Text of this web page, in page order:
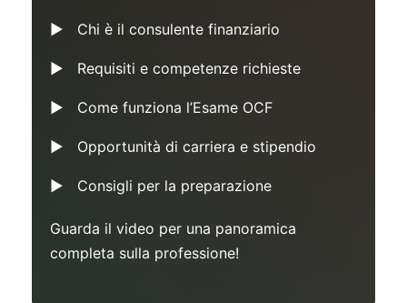
Chi è il consulente finanziario
Requisiti e competenze richieste
Come funziona l’Esame OCF
Opportunità di carriera e stipendio
Consigli per la preparazione
Guarda il video per una panoramica
completa sulla professione!